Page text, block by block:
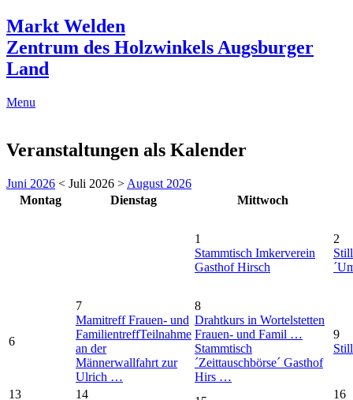
Markt Welden
Zentrum des Holzwinkels Augsburger
Land
Menu
Veranstaltungen als Kalender
Juni 2026 < Juli 2026 > August 2026
Montag
Dienstag Mittwoch
1
Stammtisch Imkerverein
Gasthof Hirsch
2
6
7
Mamitreff Frauen- und
FamilientreffTeilnahme
an der
Männerwallfahrt zur
Ulrich …
8
Drahtkurs in Wortelstetten
Frauen- und Famil …
Stammtisch
´Zeittauschbörse´ Gasthof
Hirs …
9
13
14
16